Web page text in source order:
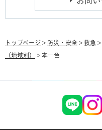
トップページ > 防災・安全 > 救急 >
（地域別） > 本一色